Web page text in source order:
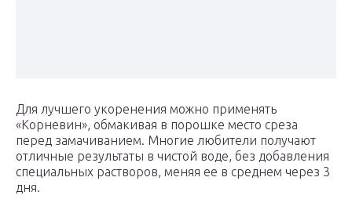
Для лучшего укоренения можно применять
«Корневин», обмакивая в порошке место среза
перед замачиванием. Многие любители получают
отличные результаты в чистой воде, без добавления
специальных растворов, меняя ее в среднем через 3
дня.